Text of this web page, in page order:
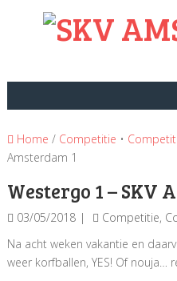
Home / Competitie •
Amsterdam 1
Westergo 1 – SKV
03/05/2018 Competitie,
Na acht weken vakantie en
weer korfballen, YES! Of nouja…